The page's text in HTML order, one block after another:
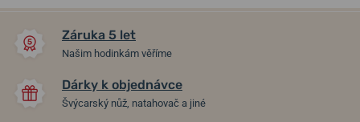
Záruka 5 let
Našim hodinkám věříme
Dárky k objednávce
Švýcarský nůž, natahovač a jiné